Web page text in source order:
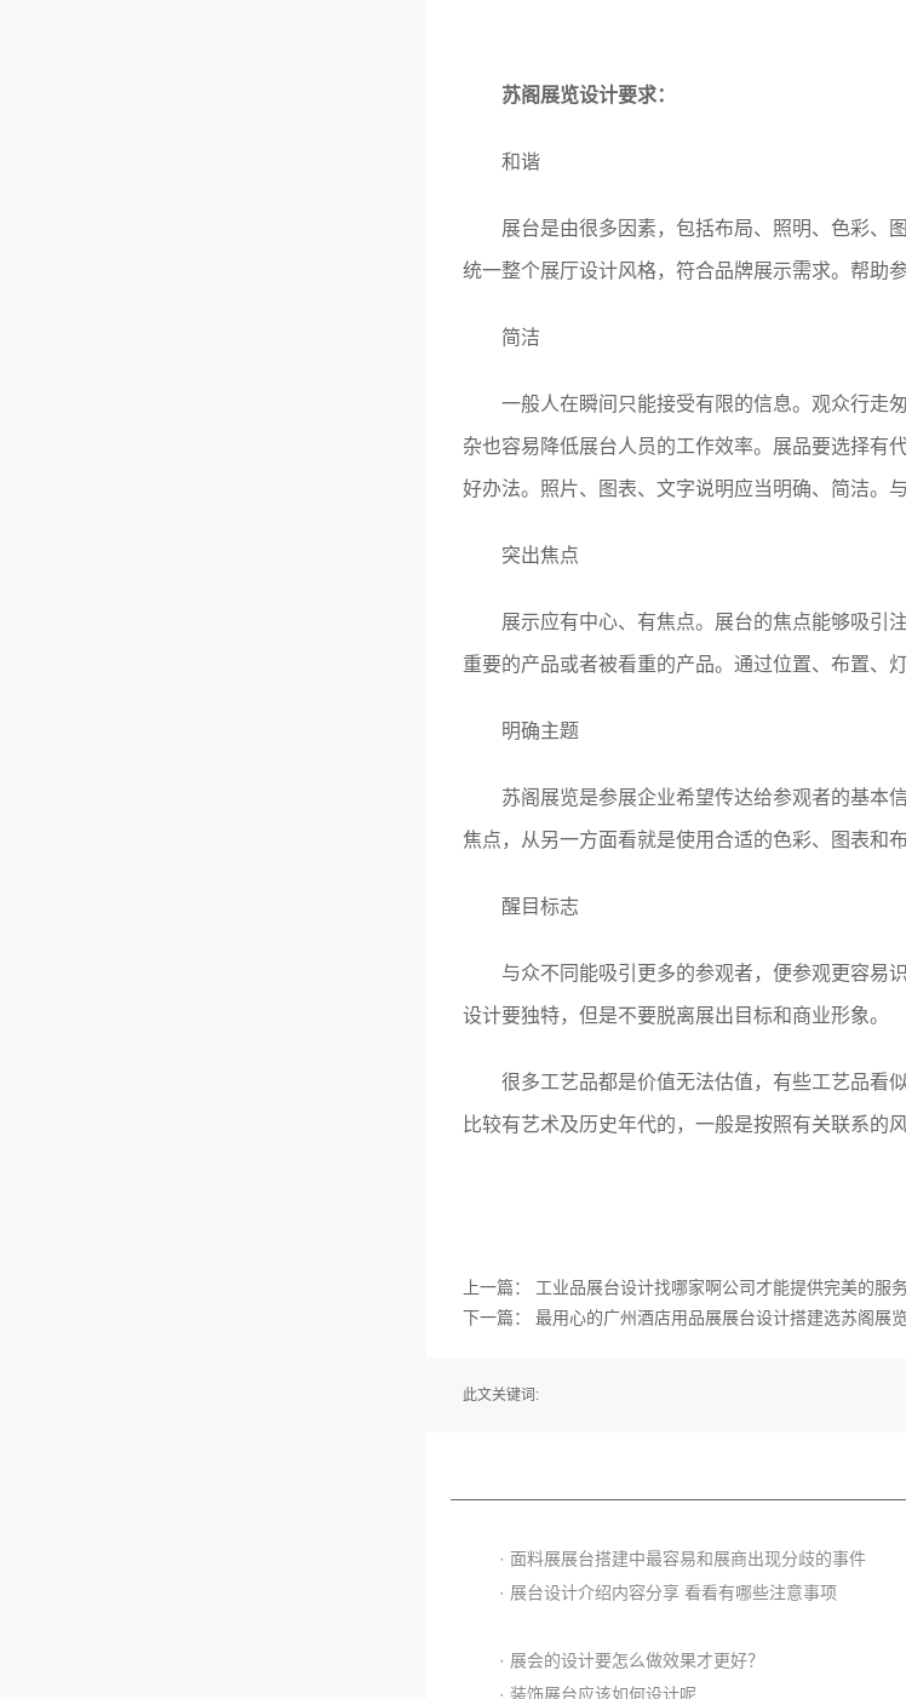
苏阁展览设计要求：
和谐
展台是由很多因素，包括布局、照明、色彩、图
统一整个展厅设计风格，符合品牌展示需求。帮助
简洁
一般人在瞬间只能接受有限的信息。观众行走匆
杂也容易降低展台人员的工作效率。展品要选择有
好办法。照片、图表、文字说明应当明确、简洁。
突出焦点
展示应有中心、有焦点。展台的焦点能够吸引注
重要的产品或者被看重的产品。通过位置、布置、
明确主题
苏阁展览是参展企业希望传达给参观者的基本信
焦点，从另一方面看就是使用合适的色彩、图表和
醒目标志
与众不同能吸引更多的参观者，便参观更容易识
设计要独特，但是不要脱离展出目标和商业形象。
很多工艺品都是价值无法估值，有些工艺品看似
比较有艺术及历史年代的，一般是按照有关联系的风
上一篇： 工业品展台设计找哪家啊公司才能提供完美的服务
下一篇： 最用心的广州酒店用品展展台设计搭建选苏阁展览
此文关键词:
· 面料展展台搭建中最容易和展商出现分歧的事件
· 展台设计介绍内容分享 看看有哪些注意事项
· 展会的设计要怎么做效果才更好？
· 装饰展台应该如何设计呢